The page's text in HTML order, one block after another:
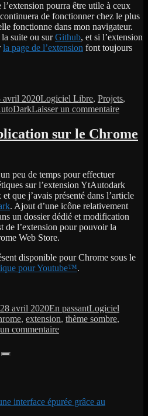
pourra être utile à ceux
de fonctionner chez le plus
fonctionne dans mon navigateur.
suite ou surGithub, et si l’extension
la page de l’extension font toujours
avril 2020Logiciel Libre, Projets,
Laisser un commentairesur
2
sur le Chrome
peu de temps pour effectuer
sur l’extension YtAutodark
que j’avais présenté dans l’article
. Ajout d’une icône relativement
un dossier dédié et modification
de l’extension pour pouvoir la
Web Store.
disponible pour Chrome sous le
pour Youtube™.
28 avril 2020En passantLogiciel
, extension, thème sombre,
commentairesur
Web
interface épurée grâce au